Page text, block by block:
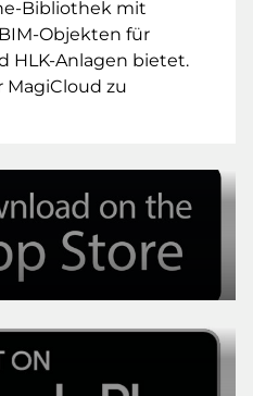
Bibliothek mit
Objekten für
HLK-Anlagen bietet.
MagiCloud zu